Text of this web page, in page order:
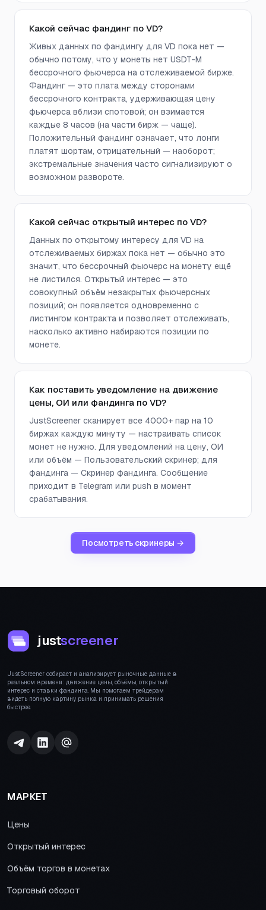
Какой сейчас фандинг по VD?
Живых данных по фандингу для VD пока нет —
обычно потому, что у монеты нет USDT-M
бессрочного фьючерса на отслеживаемой бирже.
Фандинг — это плата между сторонами
бессрочного контракта, удерживающая цену
фьючерса вблизи спотовой; он взимается
каждые 8 часов (на части бирж — чаще).
Положительный фандинг означает, что лонги
платят шортам, отрицательный — наоборот;
экстремальные значения часто сигнализируют о
возможном развороте.
Какой сейчас открытый интерес по VD?
Данных по открытому интересу для VD на
отслеживаемых биржах пока нет — обычно это
значит, что бессрочный фьючерс на монету ещё
не листился. Открытый интерес — это
совокупный объём незакрытых фьючерсных
позиций; он появляется одновременно с
листингом контракта и позволяет отслеживать,
насколько активно набираются позиции по
монете.
Как поставить уведомление на движение
цены, ОИ или фандинга по VD?
JustScreener сканирует все 4000+ пар на 10
биржах каждую минуту — настраивать список
монет не нужно. Для уведомлений на цену, ОИ
или объём — Пользовательский скринер; для
фандинга — Скринер фандинга. Сообщение
приходит в Telegram или push в момент
срабатывания.
Посмотреть скринеры →
justscreener
JustScreener собирает и анализирует рыночные данные в
реальном времени: движение цены, объёмы, открытый
интерес и ставки фандинга. Мы помогаем трейдерам
видеть полную картину рынка и принимать решения
быстрее.
МАРКЕТ
Цены
Открытый интерес
Объём торгов в монетах
Торговый оборот